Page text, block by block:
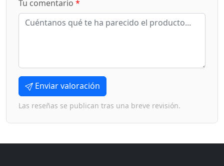
Tu comentario *
Enviar valoración
Las reseñas se publican tras una breve revisión.